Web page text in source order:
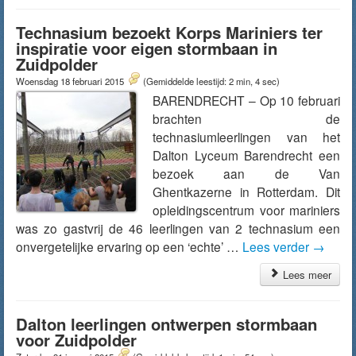
Technasium bezoekt Korps Mariniers ter
inspiratie voor eigen stormbaan in
Zuidpolder
Woensdag 18 februari 2015 (Gemiddelde leestijd: 2 min, 4 sec)
BARENDRECHT – Op 10 februari
brachten de
technasiumleerlingen van het
Dalton Lyceum Barendrecht een
bezoek aan de Van
Ghentkazerne in Rotterdam. Dit
opleidingscentrum voor mariniers
was zo gastvrij de 46 leerlingen van 2 technasium een
onvergetelijke ervaring op een ‘echte’ … Lees verder →
Lees meer
Dalton leerlingen ontwerpen stormbaan
voor Zuidpolder